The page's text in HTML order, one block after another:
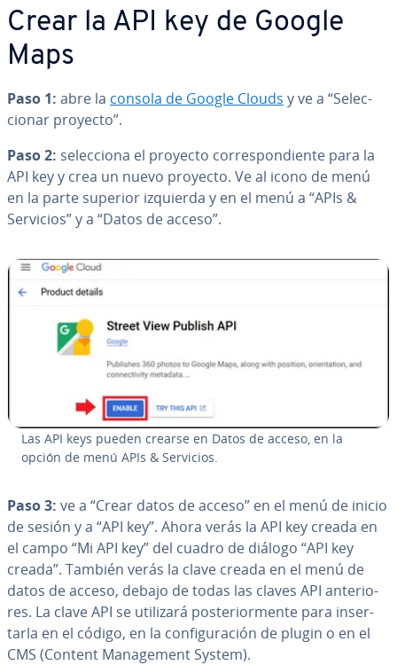
Crear la API key de Google
Maps
Paso 1: abre la consola de Google Clouds y ve a “Se­le­c­
cio­nar proyecto”.
Paso 2: se­le­c­cio­na el proyecto co­rre­s­po­n­die­n­te para la
API key y crea un nuevo proyecto. Ve al icono de menú
en la parte superior izquierda y en el menú a “APIs &
Servicios” y a “Datos de acceso”.
Las API keys pueden crearse en Datos de acceso, en la
opción de menú APIs & Servicios.
Paso 3: ve a “Crear datos de acceso” en el menú de inicio
de sesión y a “API key”. Ahora verás la API key creada en
el campo “Mi API key” del cuadro de diálogo “API key
creada”. También verás la clave creada en el menú de
datos de acceso, debajo de todas las claves API an­te­rio­
res. La clave API se utilizará po­s­te­rio­r­me­n­te para in­se­r­
tar­la en el código, en la co­n­fi­gu­ra­ción de plugin o en el
CMS (Content Ma­na­ge­me­nt System).